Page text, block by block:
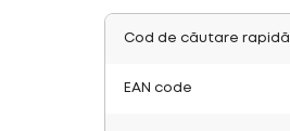
Cod de căutare rapidă
EAN code